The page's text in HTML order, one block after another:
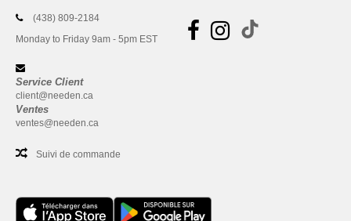
(438) 809-2184
Monday to Friday 9am - 5pm EST
Service Client
client@needen.ca
Ventes
ventes@needen.ca
Suivi de commande